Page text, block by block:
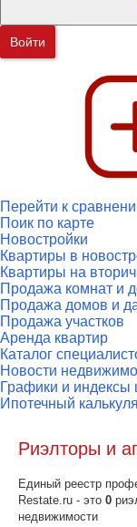
Войти
Перейти к
Поик по карте
Новостройки
Квартиры в
Квартиры на
Продажа комнат и
Продажа домов и
Продажа участков
Аренда квартир
Каталог
Новости
Графики и индексы
Ипотечный
Риэлторы и
Единый реестр
Restate.ru - это 0
недвижимости